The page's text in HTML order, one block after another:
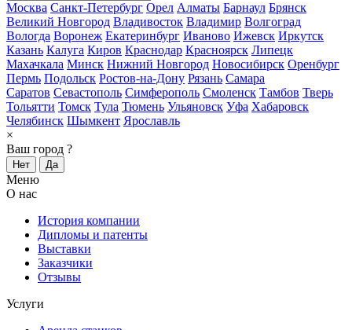
Москва Санкт-Петербург Орел Алматы Барнаул Брянск
Великий Новгород Владивосток Владимир Волгоград
Вологда Воронеж Екатеринбург Иваново Ижевск Иркутск
Казань Калуга Киров Краснодар Красноярск Липецк
Махачкала Минск Нижний Новгород Новосибирск Оренбург
Пермь Подольск Ростов-на-Дону Рязань Самара
Саратов Севастополь Симферополь Смоленск Тамбов Тверь
Тольятти Томск Тула Тюмень Ульяновск Уфа Хабаровск
Челябинск Шымкент Ярославль
×
Ваш город ?
Нет Да
Меню
О нас
История компании
Дипломы и патенты
Выставки
Заказчики
Отзывы
Услуги